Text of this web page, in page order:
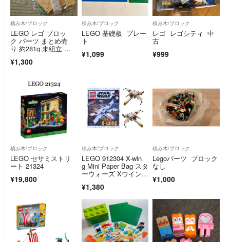
積み木/ブロック
LEGO レゴ ブロッ
ク パーツ まとめ売
り 約281g 未組立 美
¥1,300
積み木/ブロック
LEGO 基礎板 プレー
ト
¥1,099
積み木/ブロック
レゴ レゴシティ 中
古
¥999
積み木/ブロック
LEGO セサミストリ
ート 21324
¥19,800
積み木/ブロック
LEGO 912304 X-win
g Mini Paper Bag スタ
ーウォーズ Xウイン
¥1,380
積み木/ブロック
Legoパーツ ブロック
なし
¥1,000